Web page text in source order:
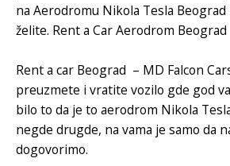
na Aerodromu Nikola Tesla Beograd
želite. Rent a Car Aerodrom Beograd
Rent a car Beograd – MD Falcon
preuzmete i vratite vozilo gde god
bilo to da je to aerodrom Nikola
negde drugde, na vama je samo da
dogovorimo.